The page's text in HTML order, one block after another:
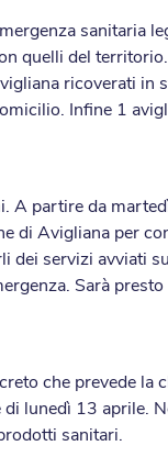
sanitaria
quelli del
ricoverati
Infine 1
A partire da
di Avigliana per
dei servizi avviati
Sarà
che prevede
lunedì 13 aprile.
sanitari.